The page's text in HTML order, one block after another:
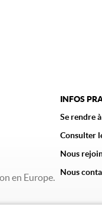
en Europe.
INFOS
Se rendre
Consulter
Nous
Nous